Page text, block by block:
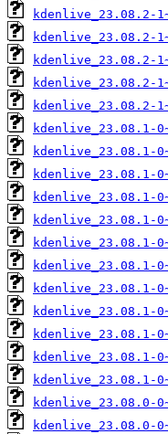
kdenlive_23.08.2-
kdenlive_23.08.2-
kdenlive_23.08.2-
kdenlive_23.08.2-
kdenlive_23.08.2-
kdenlive_23.08.1-
kdenlive_23.08.1-
kdenlive_23.08.1-
kdenlive_23.08.1-
kdenlive_23.08.1-
kdenlive_23.08.1-
kdenlive_23.08.1-
kdenlive_23.08.1-
kdenlive_23.08.1-
kdenlive_23.08.1-
kdenlive_23.08.1-
kdenlive_23.08.1-
kdenlive_23.08.0-
kdenlive_23.08.0-